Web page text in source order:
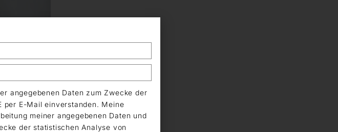
angegebenen Daten zum Zwecke der
per E-Mail einverstanden. Meine
meiner angegebenen Daten und
der statistischen Analyse von